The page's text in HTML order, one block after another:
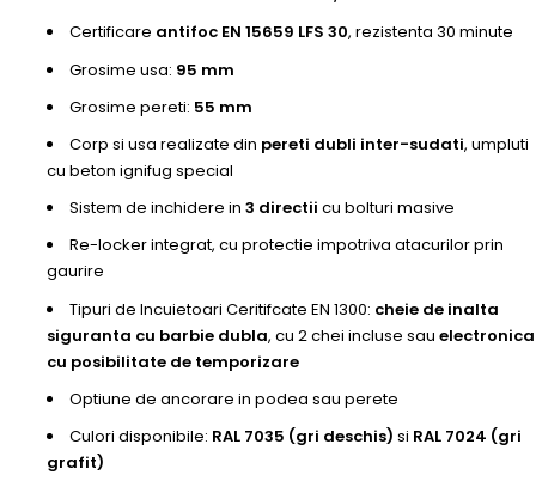
Certificare antifoc EN 15659 LFS 30, rezistenta 30 minute
Grosime usa: 95 mm
Grosime pereti: 55 mm
Corp si usa realizate din pereti dubli inter-sudati, umpluti
cu beton ignifug special
Sistem de inchidere in 3 directii cu bolturi masive
Re-locker integrat, cu protectie impotriva atacurilor prin
gaurire
Tipuri de Incuietoari Ceritifcate EN 1300: cheie de inalta
siguranta cu barbie dubla, cu 2 chei incluse sau electronica
cu posibilitate de temporizare
Optiune de ancorare in podea sau perete
Culori disponibile: RAL 7035 (gri deschis) si RAL 7024 (gri
grafit)